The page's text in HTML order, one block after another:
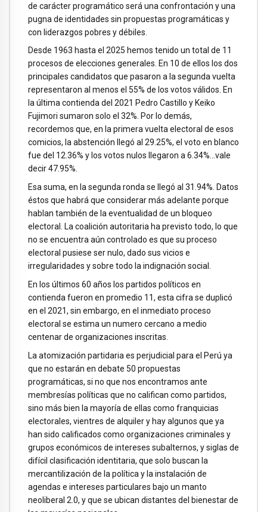
de carácter programático será una confrontación y una
pugna de identidades sin propuestas programáticas y
con liderazgos pobres y débiles.
Desde 1963 hasta el 2025 hemos tenido un total de 11
procesos de elecciones generales. En 10 de ellos los dos
principales candidatos que pasaron a la segunda vuelta
representaron al menos el 55% de los votos válidos. En
la última contienda del 2021 Pedro Castillo y Keiko
Fujimori sumaron solo el 32%. Por lo demás,
recordemos que, en la primera vuelta electoral de esos
comicios, la abstención llegó al 29.25%, el voto en blanco
fue del 12.36% y los votos nulos llegaron a 6.34%…vale
decir 47.95%.
Esa suma, en la segunda ronda se llegó al 31.94%. Datos
éstos que habrá que considerar más adelante porque
hablan también de la eventualidad de un bloqueo
electoral. La coalición autoritaria ha previsto todo, lo que
no se encuentra aún controlado es que su proceso
electoral pusiese ser nulo, dado sus vicios e
irregularidades y sobre todo la indignación social.
En los últimos 60 años los partidos políticos en
contienda fueron en promedio 11, esta cifra se duplicó
en el 2021, sin embargo, en el inmediato proceso
electoral se estima un numero cercano a medio
centenar de organizaciones inscritas.
La atomización partidaria es perjudicial para el Perú ya
que no estarán en debate 50 propuestas
programáticas, si no que nos encontramos ante
membresías políticas que no califican como partidos,
sino más bien la mayoría de ellas como franquicias
electorales, vientres de alquiler y hay algunos que ya
han sido calificados como organizaciones criminales y
grupos económicos de intereses subalternos, y siglas de
difícil clasificación identitaria, que solo buscan la
mercantilización de la política y la instalación de
agendas e intereses particulares bajo un manto
neoliberal 2.0, y que se ubican distantes del bienestar de